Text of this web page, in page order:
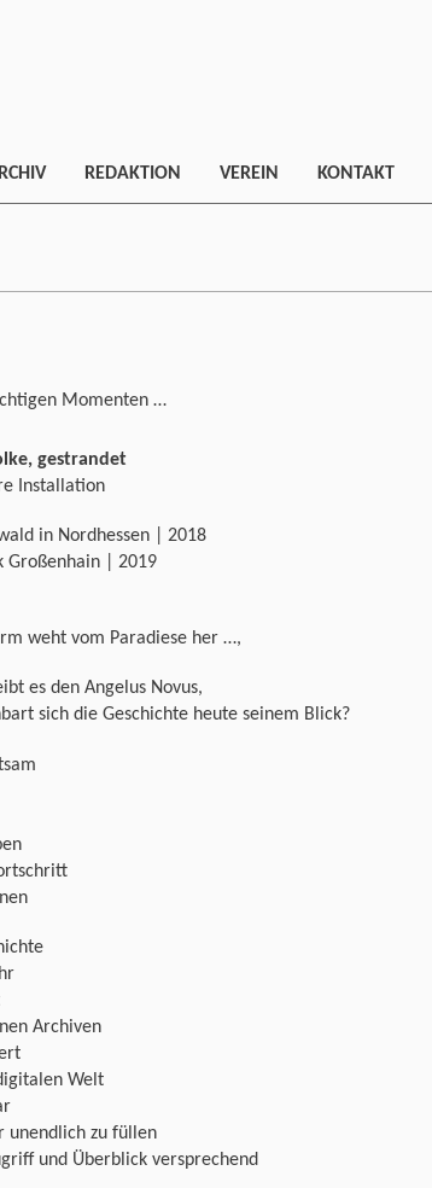
REDAKTION VEREIN KONTAKT
Momenten …
gestrandet
Installation
in Nordhessen | 2018
Großenhain | 2019
weht vom Paradiese her …,
es den Angelus Novus,
sich die Geschichte heute seinem Blick?
Archiven
Welt
unendlich zu füllen
und Überblick versprechend